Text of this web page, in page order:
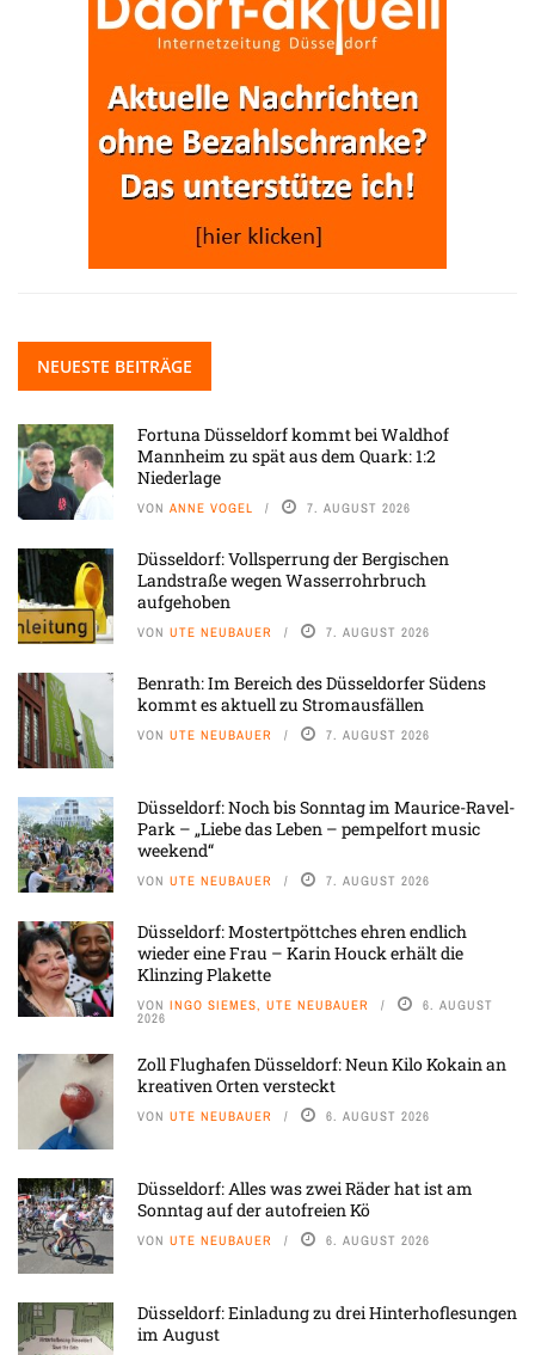
NEUESTE BEITRÄGE
Fortuna Düsseldorf kommt bei Waldhof
Mannheim zu spät aus dem Quark: 1:2
Niederlage
VON ANNE VOGEL 7. AUGUST 2026
Düsseldorf: Vollsperrung der Bergischen
Landstraße wegen Wasserrohrbruch
aufgehoben
VON UTE NEUBAUER 7. AUGUST 2026
Benrath: Im Bereich des Düsseldorfer Südens
kommt es aktuell zu Stromausfällen
VON UTE NEUBAUER 7. AUGUST 2026
Düsseldorf: Noch bis Sonntag im Maurice-Ravel-
Park – „Liebe das Leben – pempelfort music
weekend“
VON UTE NEUBAUER 7. AUGUST 2026
Düsseldorf: Mostertpöttches ehren endlich
wieder eine Frau – Karin Houck erhält die
Klinzing Plakette
VON INGO SIEMES, UTE NEUBAUER 6. AUGUST
2026
Zoll Flughafen Düsseldorf: Neun Kilo Kokain an
kreativen Orten versteckt
VON UTE NEUBAUER 6. AUGUST 2026
Düsseldorf: Alles was zwei Räder hat ist am
Sonntag auf der autofreien Kö
VON UTE NEUBAUER 6. AUGUST 2026
Düsseldorf: Einladung zu drei Hinterhoflesungen
im August